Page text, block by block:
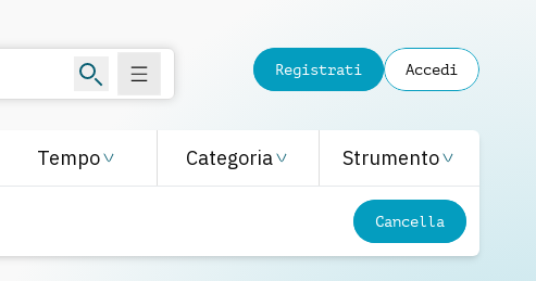
Registrati Accedi
Tempo Categoria Strumento
Cancella